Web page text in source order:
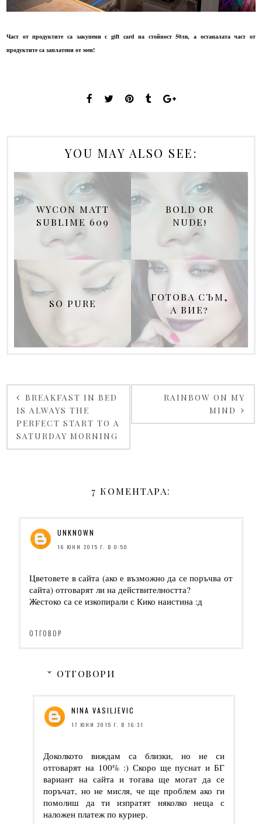
Част от продуктите са закупени с gift card на стойност 50лв, а останалата част от
продуктите са заплатени от мен!
YOU MAY ALSO SEE:
WYCON MATT
SUBLIME 609
BOLD OR
NUDE!
SO PURE
ГОТОВА СЪМ,
А ВИЕ?
BREAKFAST IN BED
IS ALWAYS THE
PERFECT START TO A
SATURDAY MORNING
RAINBOW ON MY
MIND
7 КОМЕНТАРА:
UNKNOWN
16 ЮНИ 2015 Г. В 0:50
Цветовете в сайта (ако е възможно да се поръчва от
сайта) отговарят ли на действителността?
Жестоко са се изкопирали с Кико наистина :д
ОТГОВОР
ОТГОВОРИ
NINA VASILJEVIC
17 ЮНИ 2015 Г. В 16:31
Доколкото виждам са близки, но не си
отговарят на 100% :) Скоро ще пуснат и БГ
вариант на сайта и тогава ще могат да се
поръчат, но не мисля, че ще проблем ако ги
помолиш да ти изпратят няколко неща с
наложен платеж по куриер.